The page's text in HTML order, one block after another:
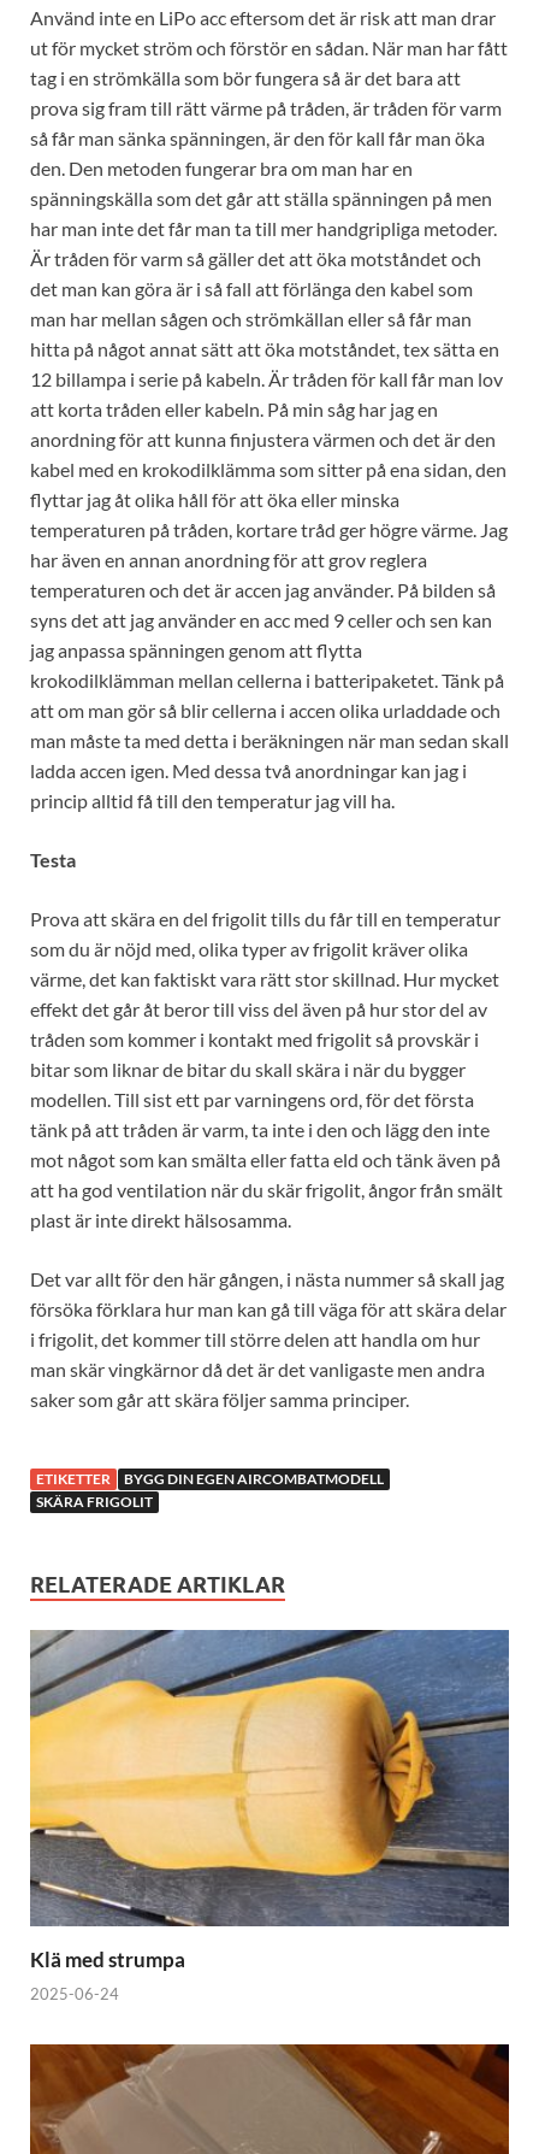
Använd inte en LiPo acc eftersom det är risk att man drar
ut för mycket ström och förstör en sådan. När man har fått
tag i en strömkälla som bör fungera så är det bara att
prova sig fram till rätt värme på tråden, är tråden för varm
så får man sänka spänningen, är den för kall får man öka
den. Den metoden fungerar bra om man har en
spänningskälla som det går att ställa spänningen på men
har man inte det får man ta till mer handgripliga metoder.
Är tråden för varm så gäller det att öka motståndet och
det man kan göra är i så fall att förlänga den kabel som
man har mellan sågen och strömkällan eller så får man
hitta på något annat sätt att öka motståndet, tex sätta en
12 billampa i serie på kabeln. Är tråden för kall får man lov
att korta tråden eller kabeln. På min såg har jag en
anordning för att kunna finjustera värmen och det är den
kabel med en krokodilklämma som sitter på ena sidan, den
flyttar jag åt olika håll för att öka eller minska
temperaturen på tråden, kortare tråd ger högre värme. Jag
har även en annan anordning för att grov reglera
temperaturen och det är accen jag använder. På bilden så
syns det att jag använder en acc med 9 celler och sen kan
jag anpassa spänningen genom att flytta
krokodilklämman mellan cellerna i batteripaketet. Tänk på
att om man gör så blir cellerna i accen olika urladdade och
man måste ta med detta i beräkningen när man sedan skall
ladda accen igen. Med dessa två anordningar kan jag i
princip alltid få till den temperatur jag vill ha.
Testa
Prova att skära en del frigolit tills du får till en temperatur
som du är nöjd med, olika typer av frigolit kräver olika
värme, det kan faktiskt vara rätt stor skillnad. Hur mycket
effekt det går åt beror till viss del även på hur stor del av
tråden som kommer i kontakt med frigolit så provskär i
bitar som liknar de bitar du skall skära i när du bygger
modellen. Till sist ett par varningens ord, för det första
tänk på att tråden är varm, ta inte i den och lägg den inte
mot något som kan smälta eller fatta eld och tänk även på
att ha god ventilation när du skär frigolit, ångor från smält
plast är inte direkt hälsosamma.
Det var allt för den här gången, i nästa nummer så skall jag
försöka förklara hur man kan gå till väga för att skära delar
i frigolit, det kommer till större delen att handla om hur
man skär vingkärnor då det är det vanligaste men andra
saker som går att skära följer samma principer.
ETIKETTER
BYGG DIN EGEN AIRCOMBATMODELL
SKÄRA FRIGOLIT
RELATERADE ARTIKLAR
Klä med strumpa
2025-06-24